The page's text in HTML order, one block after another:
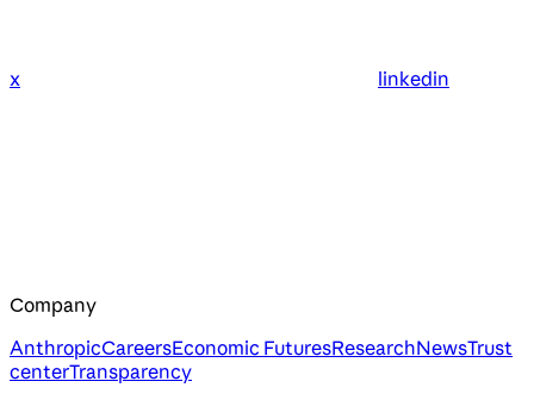
x linkedin
Company
AnthropicCareersEconomic FuturesResearchNewsTrust
centerTransparency